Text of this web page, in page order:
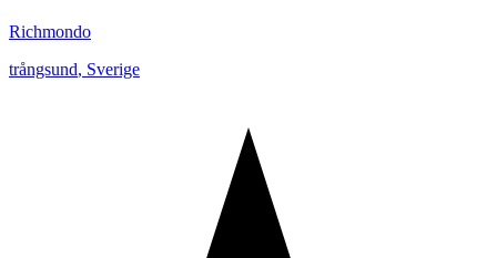
Richmondo
trångsund, Sverige